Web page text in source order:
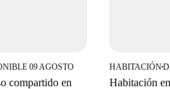
09 AGOSTO
compartido en
HABITACIÓN■
Habitación